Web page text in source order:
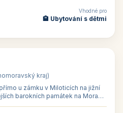
Vhodné pro
🏨 Ubytování s dětmi
kraj)
u zámku v Miloticích na jižní
barokních památek na Moravě,